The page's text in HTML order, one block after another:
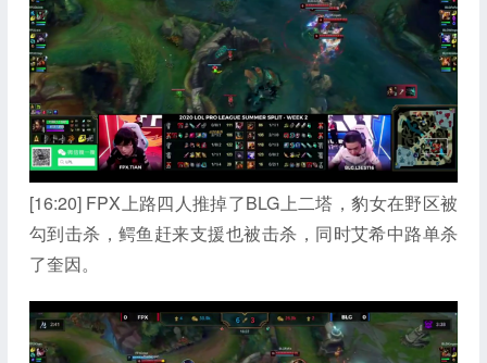
[16:20] FPX上路四人推掉了BLG上二塔，豹女在野区被
勾到击杀，鳄鱼赶来支援也被击杀，同时艾希中路单杀
了奎因。